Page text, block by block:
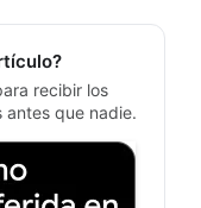
recibir los
antes que nadie.